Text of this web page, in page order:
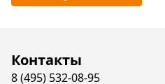
Контакты
8 (495) 532-08-95